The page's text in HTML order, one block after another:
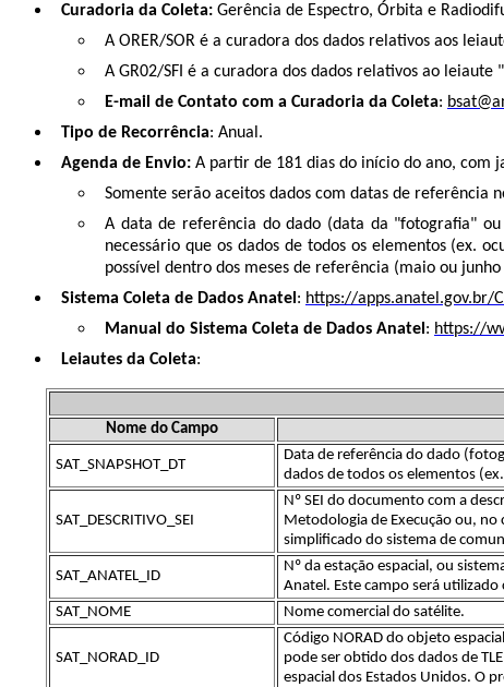
Curadoria da Coleta: Gerência de Espectro, Órbita e
A ORER/SOR é a curadora dos dados relativos aos
A GR02/SFI é a curadora dos dados relativos ao leiaute
E-mail de Contato com a Curadoria da Coleta:
Tipo de Recorrência: Anual.
Agenda de Envio: A partir de 181 dias do início do ano, com
Somente serão aceitos dados com datas de referência
A data de referência do dado (data da "fotografia" ou
necessário que os dados de todos os elementos (ex.
possível dentro dos meses de referência (maio ou
Sistema Coleta de Dados Anatel : https://apps.anatel.gov.br/
Manual do Sistema Coleta de Dados Anatel : https://
Leiautes da Coleta:
Nome do Campo
SAT_SNAPSHOT_DT
Data de referência do dado
dados de todos os elementos
SAT_DESCRITIVO_SEI
Nº SEI do documento com a
Metodologia de Execução ou,
simplificado do sistema de
SAT_ANATEL_ID
Nº da estação espacial, ou
Anatel. Este campo será
SAT_NOME
Nome comercial do satélite.
SAT_NORAD_ID
Código NORAD do objeto
pode ser obtido dos dados de
espacial dos Estados Unidos. O